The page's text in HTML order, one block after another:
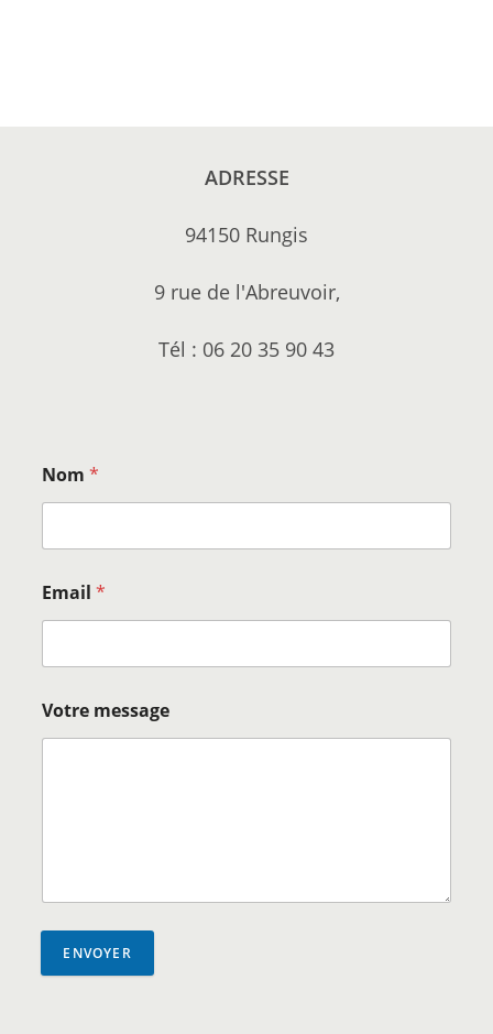
ADRESSE
94150 Rungis
9 rue de l'Abreuvoir,
Tél : 06 20 35 90 43
Nom*
Email*
Votre message
ENVOYER